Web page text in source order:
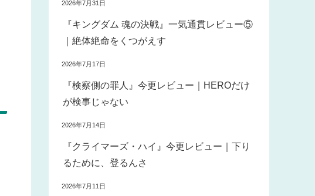
2026年7月31日
『キングダム 魂の決戦』一気通貫レビュー⑤
｜絶体絶命をくつがえす
2026年7月17日
『検察側の罪人』今更レビュー｜HEROだけ
が検事じゃない
2026年7月14日
『クライマーズ・ハイ』今更レビュー｜下り
るために、登るんさ
2026年7月11日